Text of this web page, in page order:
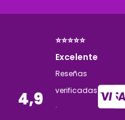
4,9
⭐⭐⭐⭐⭐
Excelente
Reseñas
verificadas
·